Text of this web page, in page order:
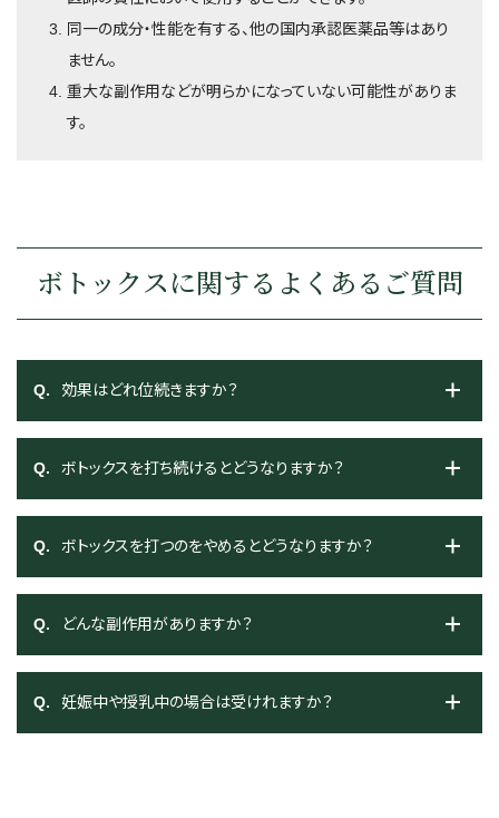
同一の成分・性能を有する、他の国内承認医薬品等はあり
ません。
重大な副作用などが明らかになっていない可能性がありま
す。
ボトックスに関するよくあるご質問
効果はどれ位続きますか？
ボトックスを打ち続けるとどうなりますか？
ボトックスを打つのをやめるとどうなりますか？
どんな副作用がありますか？
妊娠中や授乳中の場合は受けれますか？